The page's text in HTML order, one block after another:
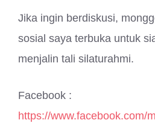
Jika ingin berdiskusi,
sosial saya terbuka untuk
menjalin tali silaturahmi.
Facebook :
https://www.facebook.com/